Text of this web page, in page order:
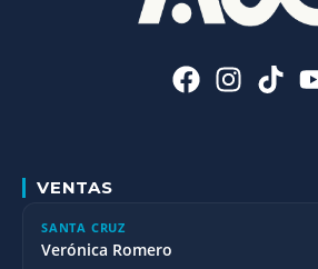
VENTAS
SANTA CRUZ
Verónica Romero